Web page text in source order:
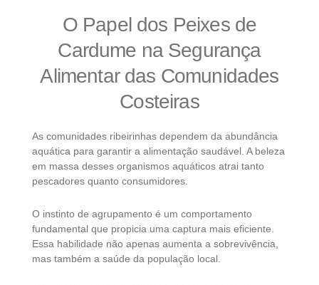
O Papel dos Peixes de
Cardume na Segurança
Alimentar das Comunidades
Costeiras
As comunidades ribeirinhas dependem da abundância
aquática para garantir a alimentação saudável. A beleza
em massa desses organismos aquáticos atrai tanto
pescadores quanto consumidores.
O instinto de agrupamento é um comportamento
fundamental que propicia uma captura mais eficiente.
Essa habilidade não apenas aumenta a sobrevivência,
mas também a saúde da população local.